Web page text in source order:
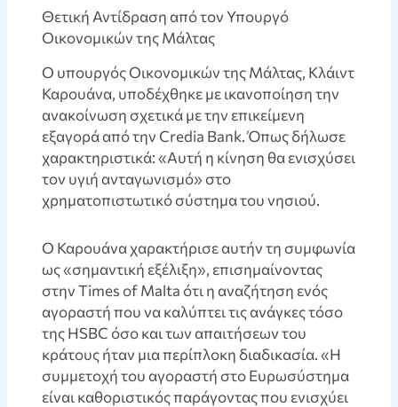
Θετική Αντίδραση από τον Υπουργό
Οικονομικών της Μάλτας
Ο υπουργός Οικονομικών της Μάλτας, Κλάιντ
Καρουάνα, υποδέχθηκε με ικανοποίηση την
ανακοίνωση σχετικά με την επικείμενη
εξαγορά από την Credia Bank. Όπως δήλωσε
χαρακτηριστικά: «Αυτή η κίνηση θα ενισχύσει
τον υγιή ανταγωνισμό» στο
χρηματοπιστωτικό σύστημα του νησιού.
Ο Καρουάνα χαρακτήρισε αυτήν τη συμφωνία
ως «σημαντική εξέλιξη», επισημαίνοντας
στην Times of Malta ότι η αναζήτηση ενός
αγοραστή που να καλύπτει τις ανάγκες τόσο
της HSBC όσο και των απαιτήσεων του
κράτους ήταν μια περίπλοκη διαδικασία. «Η
συμμετοχή του αγοραστή στο Ευρωσύστημα
είναι καθοριστικός παράγοντας που ενισχύει